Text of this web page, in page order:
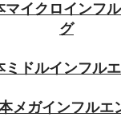
イクロインフ
グ
ドルインフル
ガインフルエ